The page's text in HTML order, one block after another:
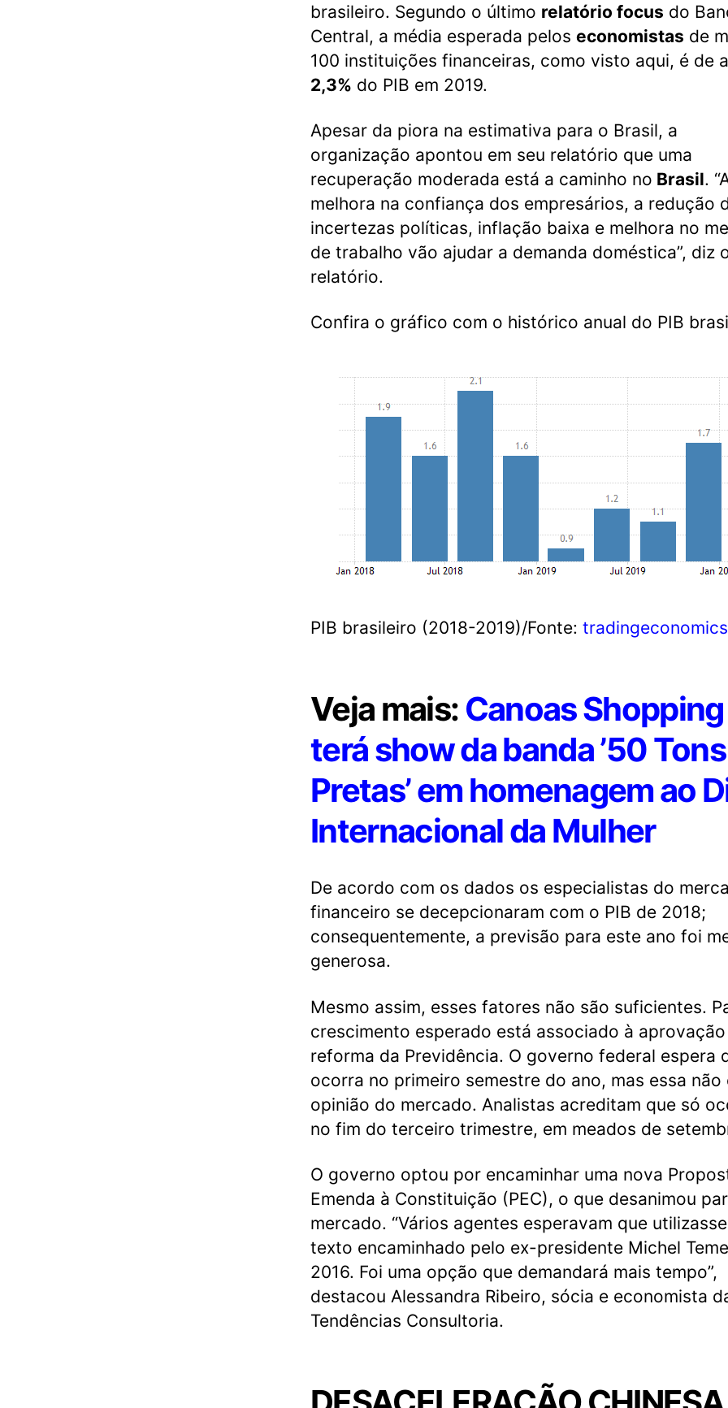
brasileiro. Segundo o último relatório focus do
Central, a média esperada pelos economistas de
100 instituições financeiras, como visto aqui, é de
2,3% do PIB em 2019.
Apesar da piora na estimativa para o Brasil, a
organização apontou em seu relatório que uma
recuperação moderada está a caminho no Brasil.
melhora na confiança dos empresários, a redução
incertezas políticas, inflação baixa e melhora no
de trabalho vão ajudar a demanda doméstica”, diz
relatório.
Confira o gráfico com o histórico anual do PIB
PIB brasileiro (2018-2019)/Fonte:
Veja mais: Canoas Shopping
terá show da banda ’50
Pretas’ em homenagem ao
Internacional da Mulher
De acordo com os dados os especialistas do
financeiro se decepcionaram com o PIB de 2018;
consequentemente, a previsão para este ano foi
generosa.
Mesmo assim, esses fatores não são suficientes.
crescimento esperado está associado à
reforma da Previdência. O governo federal espera
ocorra no primeiro semestre do ano, mas essa não
opinião do mercado. Analistas acreditam que só
no fim do terceiro trimestre, em meados de
O governo optou por encaminhar uma nova
Emenda à Constituição (PEC), o que desanimou
mercado. “Vários agentes esperavam que
texto encaminhado pelo ex-presidente Michel
2016. Foi uma opção que demandará mais tempo”,
destacou Alessandra Ribeiro, sócia e economista
Tendências Consultoria.